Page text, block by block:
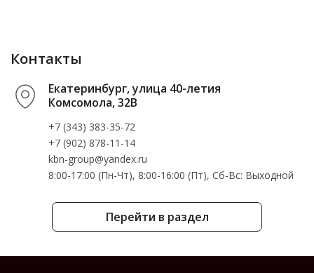
Перейти в раздел
Контакты
Екатеринбург, улица 40-летия
Комсомола, 32В
+7 (343) 383-35-72
+7 (902) 878-11-14
kbn-group@yandex.ru
8:00-17:00 (Пн-Чт), 8:00-16:00 (Пт), Cб-Вс: Выходной